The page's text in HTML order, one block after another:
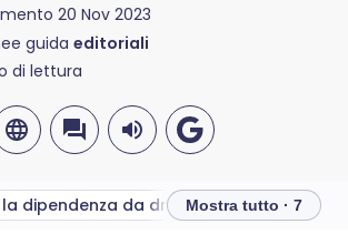
20 Nov 2023
guida editoriali
di lettura
Che cos'è la dipendenza da droghe? Mostra tutto · 7